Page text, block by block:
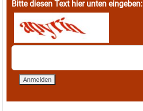
Bitte diesen Text hier unten eingeben: